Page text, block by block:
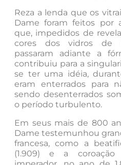
Reza a lenda que os
Dame foram feitos por
que, impedidos de
cores dos vidros de
passaram adiante a
contribuiu para a
se ter uma idéia,
eram enterrados para
sendo desenterrados
o período turbulento.
Em seus mais de 800
Dame testemunhou
francesa, como a
(1.909) e a